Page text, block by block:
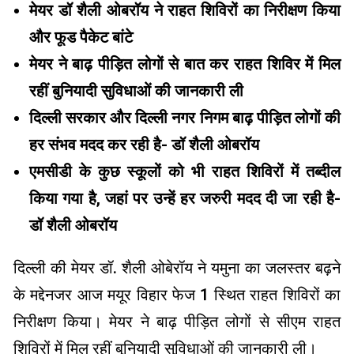
मेयर डॉ शैली ओबरॉय ने राहत शिविरों का निरीक्षण किया
और फूड पैकेट बांटे
मेयर ने बाढ़ पीड़ित लोगों से बात कर राहत शिविर में मिल
रहीं बुनियादी सुविधाओं की जानकारी ली
दिल्ली सरकार और दिल्ली नगर निगम बाढ़ पीड़ित लोगों की
हर संभव मदद कर रही है- डॉ शैली ओबरॉय
एमसीडी के कुछ स्कूलों को भी राहत शिविरों में तब्दील
किया गया है, जहां पर उन्हें हर जरुरी मदद दी जा रही है-
डॉ शैली ओबरॉय
दिल्ली की मेयर डॉ. शैली ओबेरॉय ने यमुना का जलस्तर बढ़ने
के मद्देनजर आज मयूर विहार फेज 1 स्थित राहत शिविरों का
निरीक्षण किया। मेयर ने बाढ़ पीड़ित लोगों से सीएम राहत
शिविरों में मिल रहीं बुनियादी सुविधाओं की जानकारी ली।